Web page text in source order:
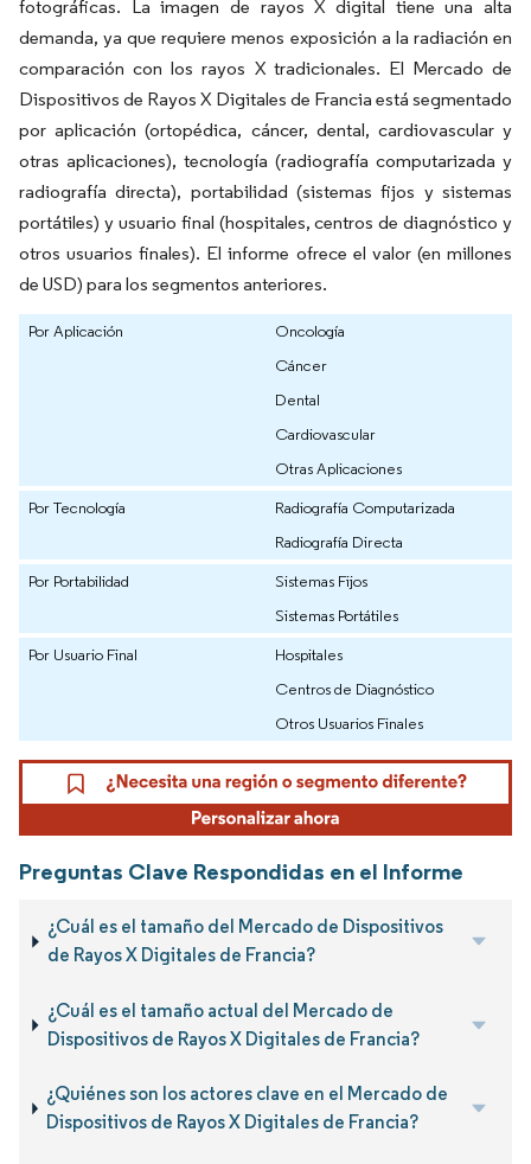
fotográficas. La imagen de rayos X digital tiene una alta
demanda, ya que requiere menos exposición a la radiación en
comparación con los rayos X tradicionales. El Mercado de
Dispositivos de Rayos X Digitales de Francia está segmentado
por aplicación (ortopédica, cáncer, dental, cardiovascular y
otras aplicaciones), tecnología (radiografía computarizada y
radiografía directa), portabilidad (sistemas fijos y sistemas
portátiles) y usuario final (hospitales, centros de diagnóstico y
otros usuarios finales). El informe ofrece el valor (en millones
de USD) para los segmentos anteriores.
Por Aplicación
Oncología
Cáncer
Dental
Cardiovascular
Otras Aplicaciones
Por Tecnología
Radiografía Computarizada
Radiografía Directa
Por Portabilidad
Sistemas Fijos
Sistemas Portátiles
Por Usuario Final
Hospitales
Centros de Diagnóstico
Otros Usuarios Finales
Preguntas Clave Respondidas en el Informe
¿Cuál es el tamaño del Mercado de Dispositivos
de Rayos X Digitales de Francia?
¿Cuál es el tamaño actual del Mercado de
Dispositivos de Rayos X Digitales de Francia?
¿Quiénes son los actores clave en el Mercado de
Dispositivos de Rayos X Digitales de Francia?